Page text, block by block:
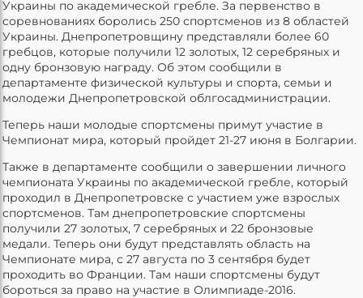
Украины по академической гребле. За первенство в
соревнованиях боролись 250 спортсменов из 8 областей
Украины. Днепропетровщину представляли более 60
гребцов, которые получили 12 золотых, 12 серебряных и
одну бронзовую награду. Об этом сообщили в
департаменте физической культуры и спорта, семьи и
молодежи Днепропетровской облгосадминистрации.
Теперь наши молодые спортсмены примут участие в
Чемпионат мира, который пройдет 21-27 июня в Болгарии.
Также в департаменте сообщили о завершении личного
чемпионата Украины по академической гребле, который
проходил в Днепропетровске с участием уже взрослых
спортсменов. Там днепропетровские спортсмены
получили 27 золотых, 7 серебряных и 22 бронзовые
медали. Теперь они будут представлять область на
Чемпионате мира, с 27 августа по 3 сентября будет
проходить во Франции. Там наши спортсмены будут
бороться за право на участие в Олимпиаде-2016.